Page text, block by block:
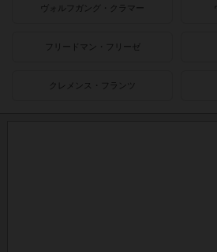
ヴォルフガング・クラマー
フリードマン・フリーゼ
クレメンス・フランツ